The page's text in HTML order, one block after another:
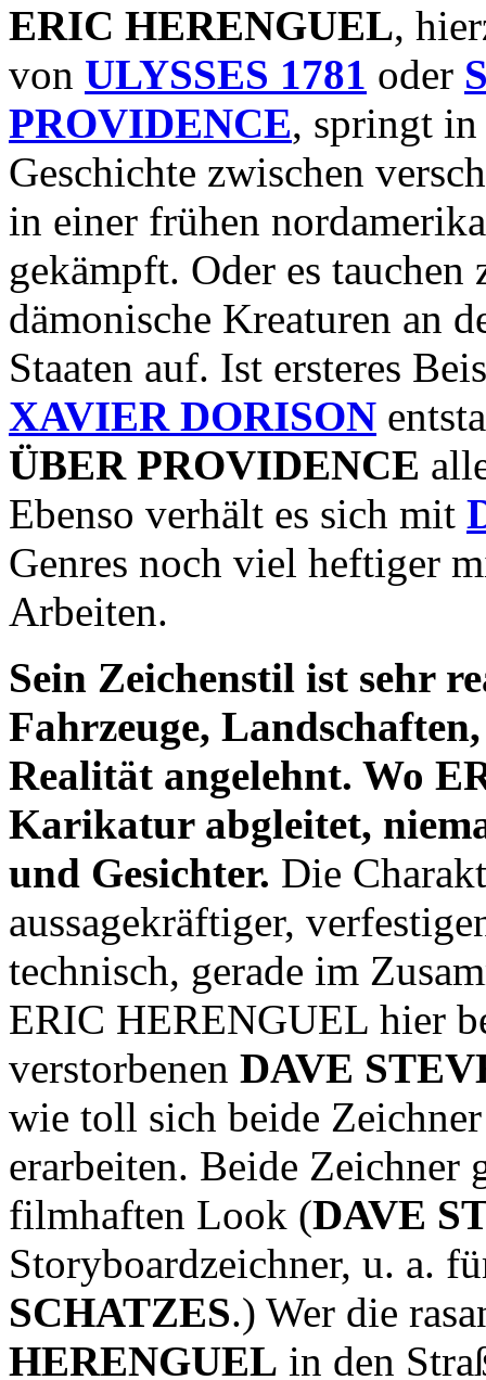
ERIC HERENGUEL,
von ULYSSES 1781 oder
PROVIDENCE, springt in
Geschichte zwischen
in einer frühen
gekämpft. Oder es
dämonische Kreaturen an
Staaten auf. Ist ersteres
XAVIER DORISON
ÜBER PROVIDENCE
Ebenso verhält es sich mit
Genres noch viel heftiger
Arbeiten.
Sein Zeichenstil ist sehr
Fahrzeuge,
Realität angelehnt. Wo
Karikatur abgleitet,
und Gesichter. Die
aussagekräftiger,
technisch, gerade im
ERIC HERENGUEL hier
verstorbenen DAVE
wie toll sich beide
erarbeiten. Beide Zeichner
filmhaften Look (DAVE
Storyboardzeichner, u. a.
SCHATZES.) Wer die
HERENGUEL in den